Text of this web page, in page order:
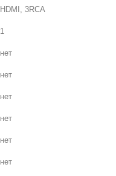
HDMI, 3RCA
1
нет
нет
нет
нет
нет
нет